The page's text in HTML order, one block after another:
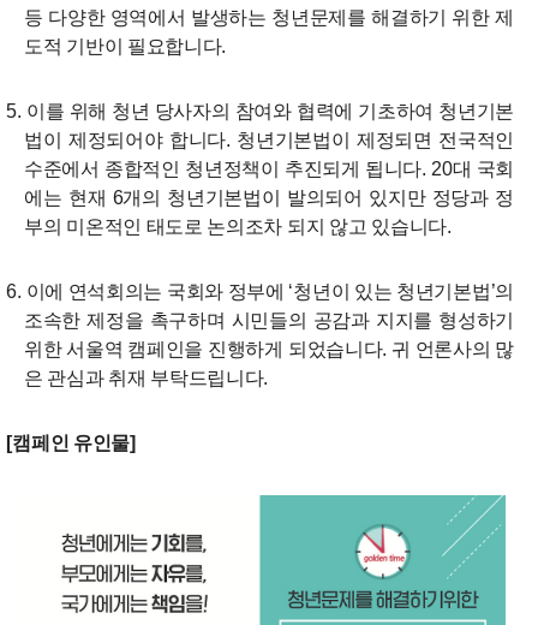
등 다양한 영역에서 발생하는 청년문제를 해결하기 위한 제
도적 기반이 필요합니다.
5. 이를 위해 청년 당사자의 참여와 협력에 기초하여 청년기본
법이 제정되어야 합니다. 청년기본법이 제정되면 전국적인
수준에서 종합적인 청년정책이 추진되게 됩니다. 20대 국회
에는 현재 6개의 청년기본법이 발의되어 있지만 정당과 정
부의 미온적인 태도로 논의조차 되지 않고 있습니다.
6. 이에 연석회의는 국회와 정부에 ‘청년이 있는 청년기본법’의
조속한 제정을 촉구하며 시민들의 공감과 지지를 형성하기
위한 서울역 캠페인을 진행하게 되었습니다. 귀 언론사의 많
은 관심과 취재 부탁드립니다.
[캠페인 유인물]